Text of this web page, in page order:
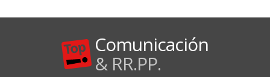
Comunicación
& RR.PP.